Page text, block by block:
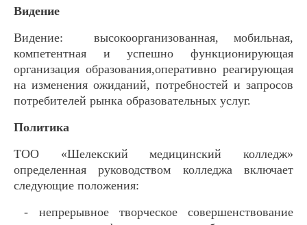
Видение
Видение: высокоорганизованная, мобильная,
компетентная и успешно функционирующая
организация образования,оперативно реагирующая
на изменения ожиданий, потребностей и запросов
потребителей рынка образовательных услуг.
Политика
ТОО «Шелекский медицинский колледж»
определенная руководством колледжа включает
следующие положения:
- непрерывное творческое совершенствование